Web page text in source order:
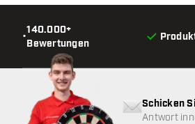
•
140.000+
Bewertungen
Schicken
Antwort